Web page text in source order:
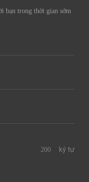
bạn trong thời gian sớm
ký tự